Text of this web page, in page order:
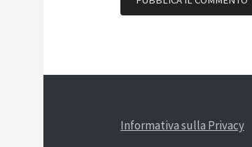
Informativa sulla Privacy